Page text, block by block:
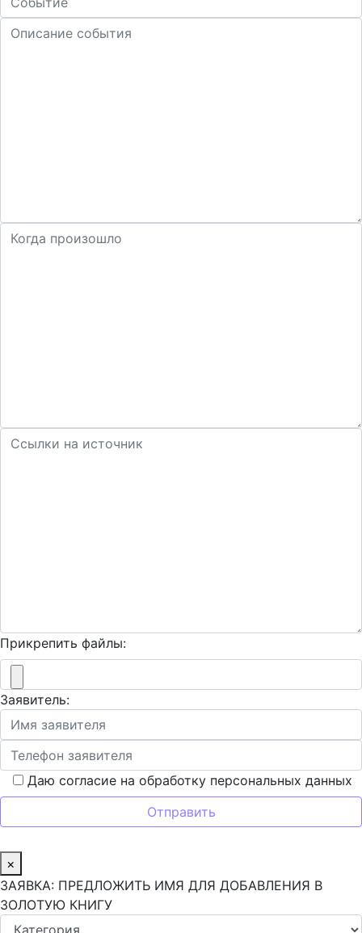
Прикрепить файлы:
Заявитель:
Даю согласие на обработку персональных данных
×
ЗАЯВКА: ПРЕДЛОЖИТЬ ИМЯ ДЛЯ ДОБАВЛЕНИЯ В
ЗОЛОТУЮ КНИГУ